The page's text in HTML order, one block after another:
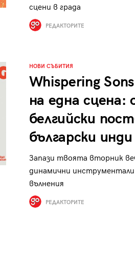
сцени в града
РЕДАКТОРИТЕ
НОВИ СЪБИТИЯ
Whispering
на една сцена:
белгийски
български
Запази твоята вторник
динамични инструментали
вълнения
РЕДАКТОРИТЕ